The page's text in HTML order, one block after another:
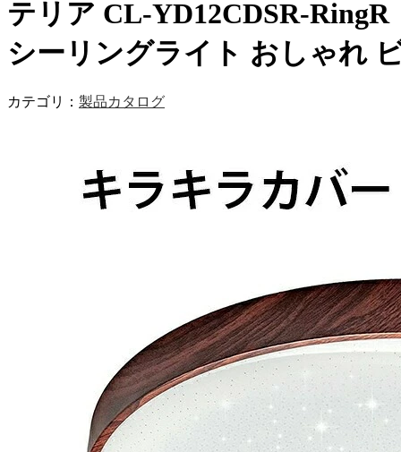
テリア CL-YD12CDSR-RingR
シーリングライト おしゃれ
カテゴリ： 製品カタログ